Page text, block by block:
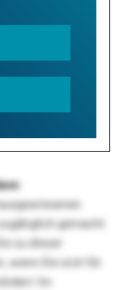
gemacht
zu dieser
wenn Sie sich für
Im